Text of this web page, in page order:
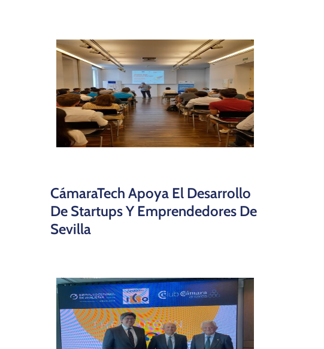
CámaraTech Apoya El Desarrollo
De Startups Y Emprendedores De
Sevilla